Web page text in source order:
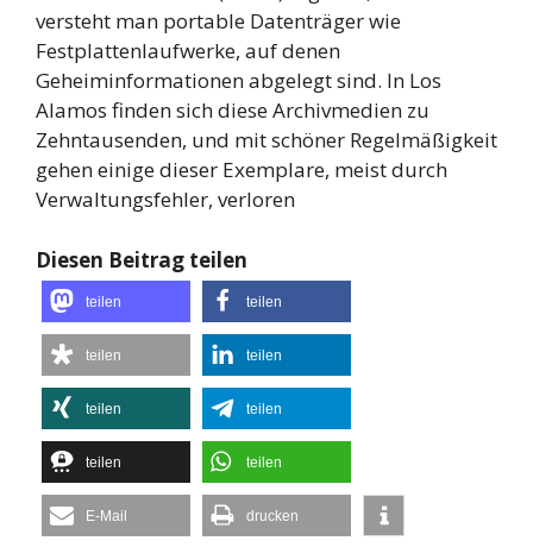
versteht man portable Datenträger wie
Festplattenlaufwerke, auf denen
Geheiminformationen abgelegt sind. In Los
Alamos finden sich diese Archivmedien zu
Zehntausenden, und mit schöner Regelmäßigkeit
gehen einige dieser Exemplare, meist durch
Verwaltungsfehler, verloren
Diesen Beitrag teilen
teilen teilen
teilen teilen
teilen teilen
teilen teilen
E-Mail drucken